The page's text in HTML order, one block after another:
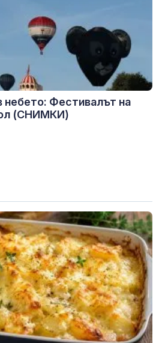
Фестивалът на
(СНИМКИ)